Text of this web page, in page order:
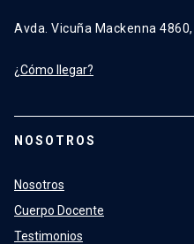
Avda. Vicuña Mackenna
¿Cómo llegar?
NOSOTROS
Nosotros
Cuerpo Docente
Testimonios